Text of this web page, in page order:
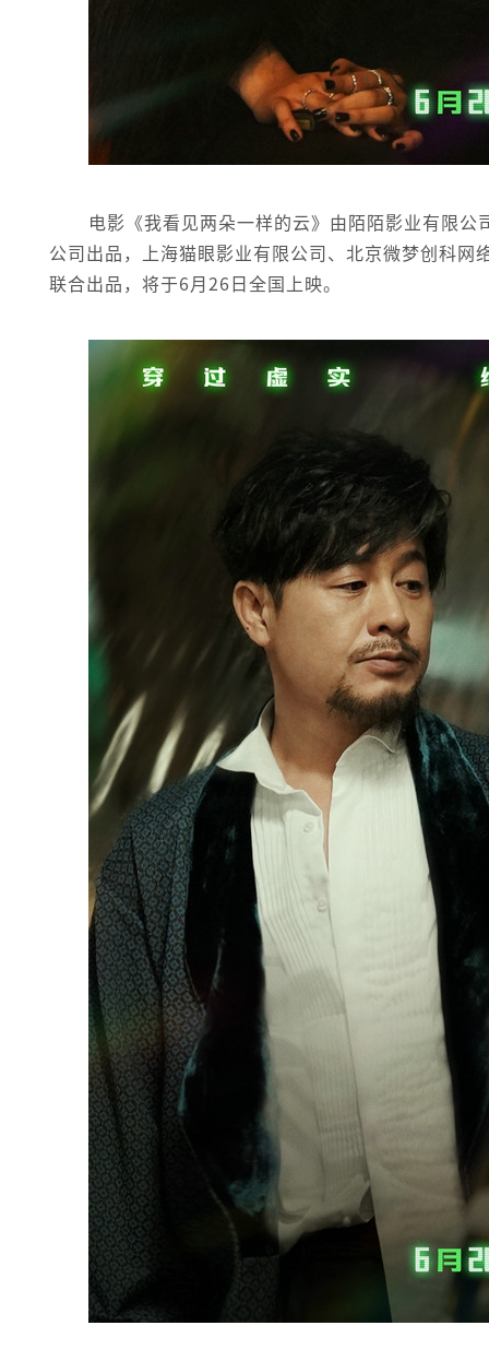
电影《我看见两朵一样的云》由陌陌影业有限
公司出品，上海猫眼影业有限公司、北京微梦创科
联合出品，将于6月26日全国上映。